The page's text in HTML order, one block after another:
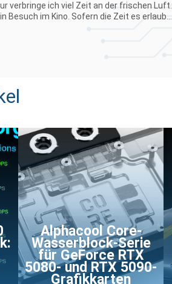
verbringe ich viel Zeit an der frischen Luft.
Besuch im Kino. Sofern die Zeit es erlaub...
Alphacool Core-
Wasserblock-Serie
für GeForce RTX
5080- und RTX 5090-
Grafikkarten